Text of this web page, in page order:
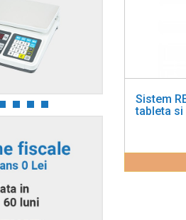
Sistem
tableta si